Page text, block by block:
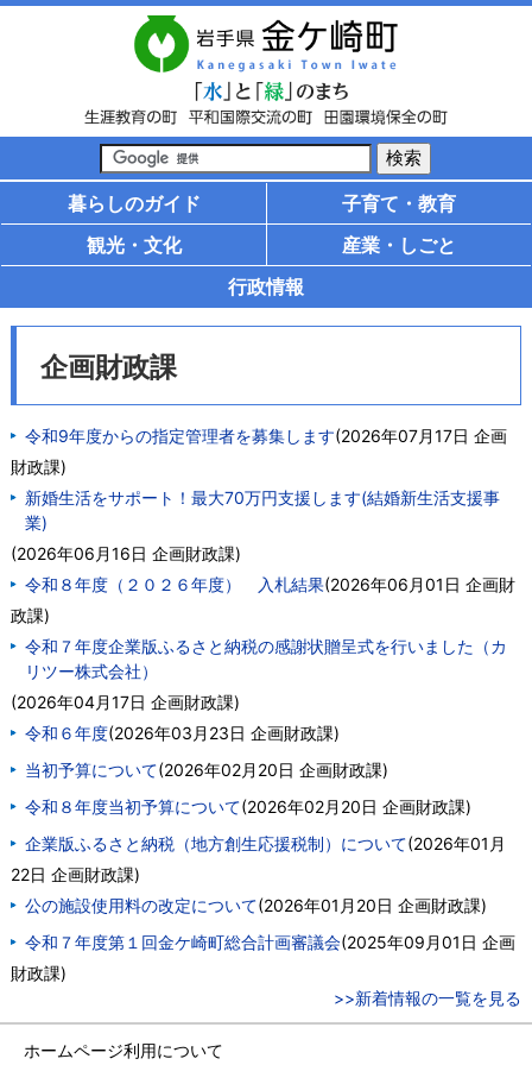
暮らしのガイド
子育て・教育
観光・文化
産業・しごと
行政情報
企画財政課
令和9年度からの指定管理者を募集します(2026年07月17日 企画
財政課)
新婚生活をサポート！最大70万円支援します(結婚新生活支援事
業)
(2026年06月16日 企画財政課)
令和８年度（２０２６年度） 入札結果(2026年06月01日 企画財
政課)
令和７年度企業版ふるさと納税の感謝状贈呈式を行いました（カ
リツー株式会社）
(2026年04月17日 企画財政課)
令和６年度(2026年03月23日 企画財政課)
当初予算について(2026年02月20日 企画財政課)
令和８年度当初予算について(2026年02月20日 企画財政課)
企業版ふるさと納税（地方創生応援税制）について(2026年01月
22日 企画財政課)
公の施設使用料の改定について(2026年01月20日 企画財政課)
令和７年度第１回金ケ崎町総合計画審議会(2025年09月01日 企画
財政課)
>>新着情報の一覧を見る
ホームページ利用について